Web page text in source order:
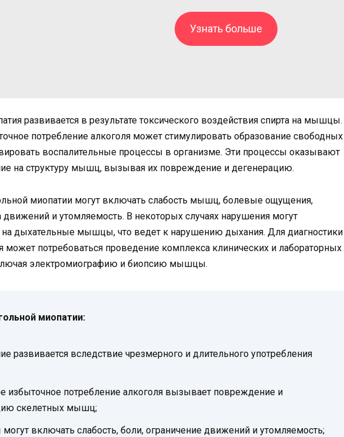
Узнать больше
развивается в результате токсического воздействия спирта на мышцы.
потребление алкоголя может стимулировать образование свободных
воспалительные процессы в организме. Эти процессы оказывают
на структуру мышц, вызывая их повреждение и дегенерацию.
миопатии могут включать слабость мышц, болевые ощущения,
и утомляемость. В некоторых случаях нарушения могут
на дыхательные мышцы, что ведет к нарушению дыхания. Для диагностики
может потребоваться проведение комплекса клинических и лабораторных
электромиографию и биопсию мышцы.
миопатии:
развивается вследствие чрезмерного и длительного употребления
избыточное потребление алкоголя вызывает повреждение и
скелетных мышц;
включать слабость, боли, ограничение движений и утомляемость;